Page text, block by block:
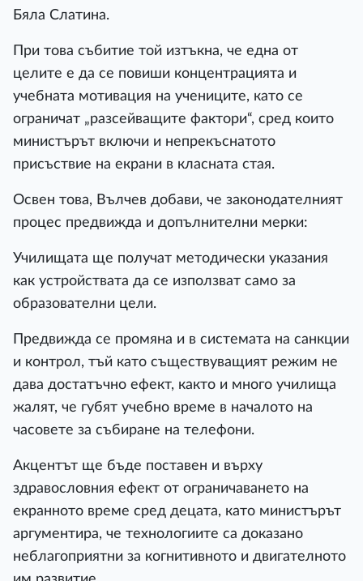
Бяла Слатина.
При това събитие той изтъкна, че една от
целите е да се повиши концентрацията и
учебната мотивация на учениците, като се
ограничат „разсейващите фактори“, сред които
министърът включи и непрекъснатото
присъствие на екрани в класната стая.
Освен това, Вълчев добави, че законодателният
процес предвижда и допълнителни мерки:
Училищата ще получат методически указания
как устройствата да се използват само за
образователни цели.
Предвижда се промяна и в системата на санкции
и контрол, тъй като съществуващият режим не
дава достатъчно ефект, както и много училища
жалят, че губят учебно време в началото на
часовете за събиране на телефони.
Акцентът ще бъде поставен и върху
здравословния ефект от ограничаването на
екранното време сред децата, като министърът
аргументира, че технологиите са доказано
неблагоприятни за когнитивното и двигателното